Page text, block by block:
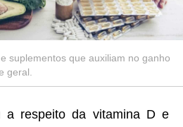
suplementos que auxiliam no ganho
geral.
a respeito da vitamina D e